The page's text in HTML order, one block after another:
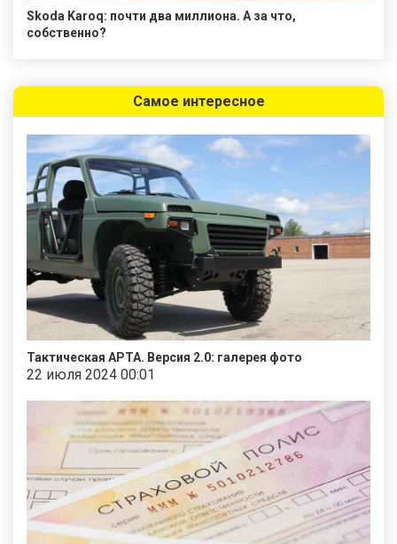
Skoda Karoq: почти два миллиона. А за что,
собственно?
Самое интересное
Тактическая АРТА. Версия 2.0: галерея фото
22 июля 2024 00:01